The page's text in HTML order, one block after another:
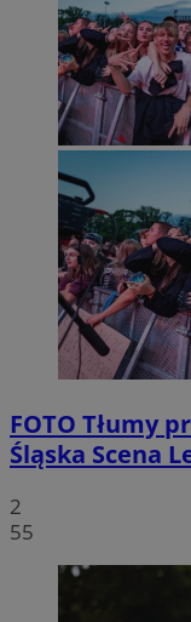
FOTO Tłumy
Śląska Scena
2
55